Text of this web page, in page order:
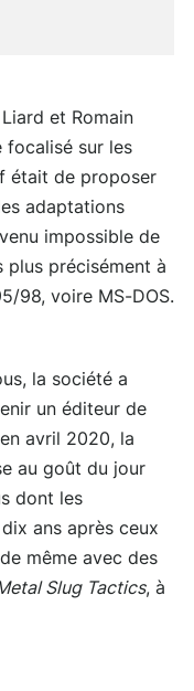
et Romain
focalisé sur les
était de proposer
adaptations
impossible de
plus précisément à
98, voire MS-DOS.
la société a
un éditeur de
avril 2020, la
au goût du jour
dont les
ans après ceux
même avec des
Slug Tactics, à